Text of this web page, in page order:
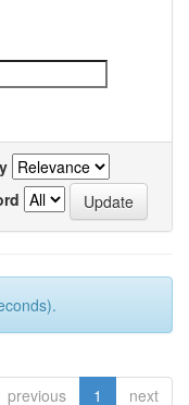
previous 1 next